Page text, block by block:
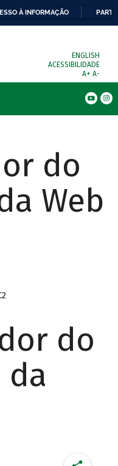
À INFORMAÇÃO
ENGLISH
ACESSIBILIDADE
A+ A-
do
Web
do
da